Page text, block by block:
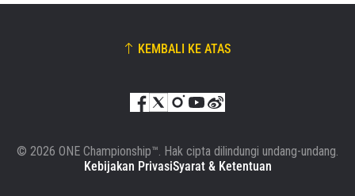
KEMBALI KE ATAS
© 2026 ONE Championship™. Hak cipta dilindungi undang-undang.
Kebijakan PrivasiSyarat & Ketentuan